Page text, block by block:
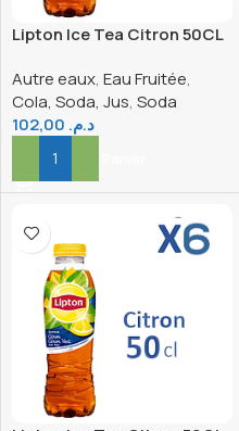
Lipton Ice Tea Citron 50CL
Autre eaux, Eau Fruitée,
Cola, Soda, Jus, Soda
د.م.
Ajouter Au Panier